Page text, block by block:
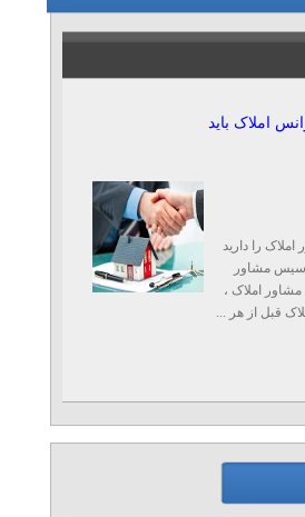
املاک باید
را دارید
مشاور
املاک ،
قبل از هر ...